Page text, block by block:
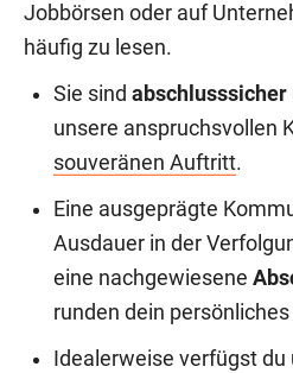
Jobbörsen oder auf
häufig zu lesen.
Sie sind abschlusssicher
unsere anspruchsvollen
souveränen Auftritt.
Eine ausgeprägte
Ausdauer in der
eine nachgewiesene
runden dein
Idealerweise verfügst du